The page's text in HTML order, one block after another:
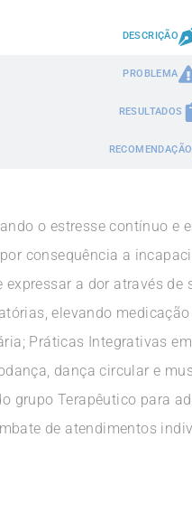
DESCRIÇÃO
PROBLEMA
RESULTADOS
RECOMENDAÇÃO
o estresse contínuo e
consequência a
a dor através
elevando
Práticas Integrativas
dança circular e
grupo Terapêutico para
de atendimentos